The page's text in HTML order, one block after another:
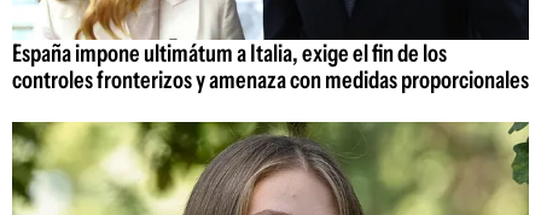
España impone ultimátum a Italia, exige el fin de los
controles fronterizos y amenaza con medidas proporcionales